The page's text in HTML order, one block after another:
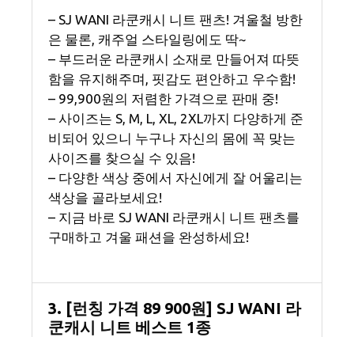
– SJ WANI 라쿤캐시 니트 팬츠! 겨울철 방한
은 물론, 캐주얼 스타일링에도 딱~
– 부드러운 라쿤캐시 소재로 만들어져 따뜻
함을 유지해주며, 핏감도 편안하고 우수함!
– 99,900원의 저렴한 가격으로 판매 중!
– 사이즈는 S, M, L, XL, 2XL까지 다양하게 준
비되어 있으니 누구나 자신의 몸에 꼭 맞는
사이즈를 찾으실 수 있음!
– 다양한 색상 중에서 자신에게 잘 어울리는
색상을 골라보세요!
– 지금 바로 SJ WANI 라쿤캐시 니트 팬츠를
구매하고 겨울 패션을 완성하세요!
3. [런칭 가격 89 900원] SJ WANI 라
쿤캐시 니트 베스트 1종